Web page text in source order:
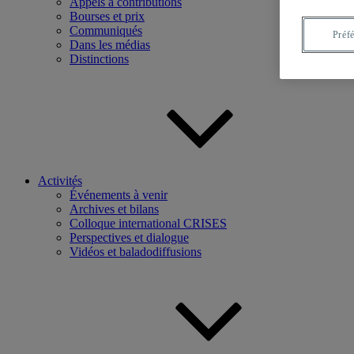
Bourses et prix
Communiqués
Dans les médias
Distinctions
Activités
Événements à venir
Archives et bilans
Colloque international CRISES
Perspectives et dialogue
Vidéos et baladodiffusions